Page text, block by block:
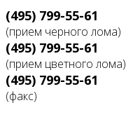
(495) 799-55-61
(прием черного лома)
(495) 799-55-61
(прием цветного лома)
(495) 799-55-61
(факс)